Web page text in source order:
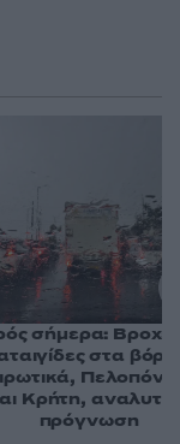
σήμερα:
στα
Κρήτη,
πρόγνωση